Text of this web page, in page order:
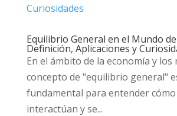
Equilibrio General en el Mundo
Definición, Aplicaciones y
En el ámbito de la economía y los
concepto de "equilibrio general"
fundamental para entender
interactúan y se...